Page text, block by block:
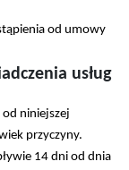
od umowy
usług
niniejszej
przyczyny.
14 dni od dnia